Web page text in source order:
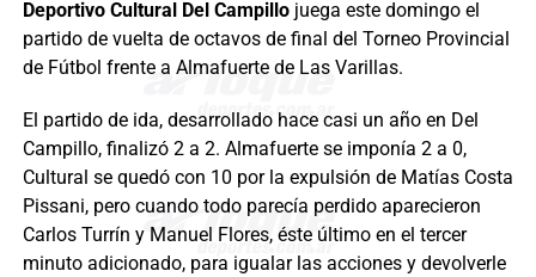
Deportivo Cultural Del Campillojuega este domingo el
partido de vuelta de octavos de final del Torneo Provincial
de Fútbol frente a Almafuerte de Las Varillas.
El partido de ida, desarrollado hace casi un año en Del
Campillo, finalizó 2 a 2. Almafuerte se imponía 2 a 0,
Cultural se quedó con 10 por la expulsión de Matías Costa
Pissani, pero cuando todo parecía perdido aparecieron
Carlos Turrín y Manuel Flores, éste último en el tercer
minuto adicionado, para igualar las acciones y devolverle